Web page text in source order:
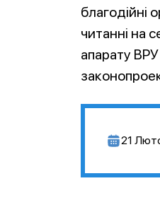
благодійні
читанні на
апарату
21